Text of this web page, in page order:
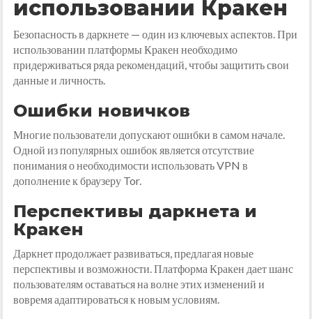
использовании Кракен
Безопасность в даркнете — один из ключевых аспектов. При
использовании платформы Кракен необходимо
придерживаться ряда рекомендаций, чтобы защитить свои
данные и личность.
Ошибки новичков
Многие пользователи допускают ошибки в самом начале.
Одной из популярных ошибок является отсутствие
понимания о необходимости использовать VPN в
дополнение к браузеру Tor.
Перспективы даркнета и
Кракен
Даркнет продолжает развиваться, предлагая новые
перспективы и возможности. Платформа Кракен дает шанс
пользователям оставаться на волне этих изменений и
вовремя адаптироваться к новым условиям.